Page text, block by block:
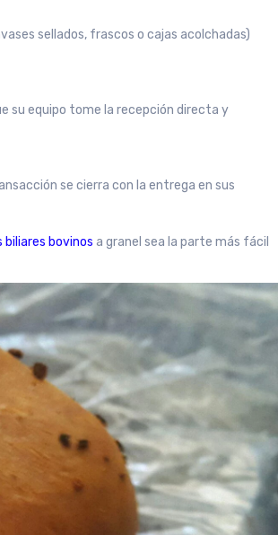
sellados, frascos o cajas acolchadas)
su equipo tome la recepción directa y
se cierra con la entrega en sus
biliares bovinos a granel sea la parte más fácil